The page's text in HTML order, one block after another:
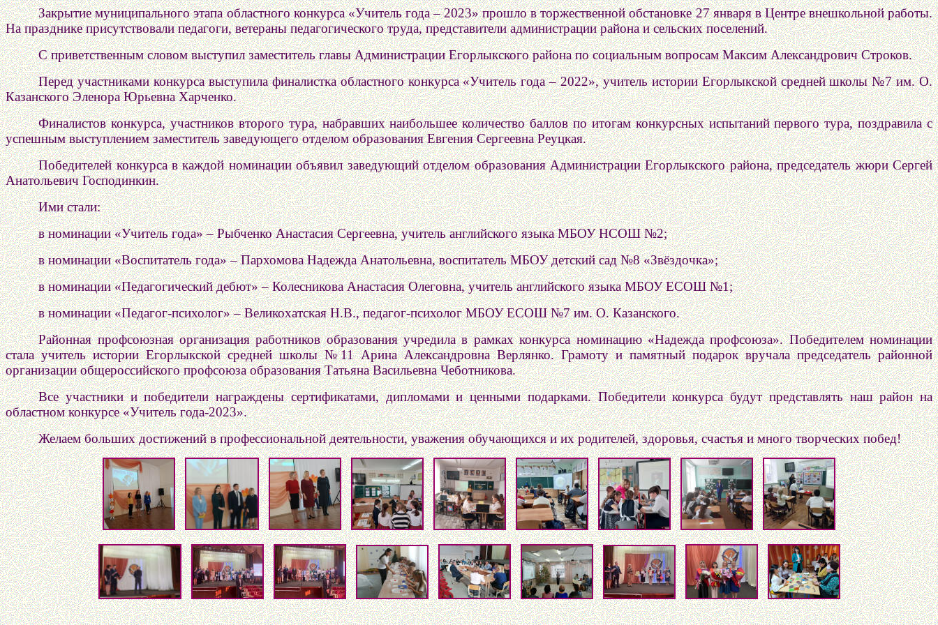
Закрытие муниципального этапа областного конкурса «Учитель года – 2023» прошло в торжественной обстановке 27 января в Центре внешкольной работы.
На празднике присутствовали педагоги, ветераны педагогического труда, представители администрации района и сельских поселений.
С приветственным словом выступил заместитель главы Администрации Егорлыкского района по социальным вопросам Максим Александрович Строков.
Перед участниками конкурса выступила финалистка областного конкурса «Учитель года – 2022», учитель истории Егорлыкской средней школы №7 им. О.
Казанского Эленора Юрьевна Харченко.
Финалистов конкурса, участников второго тура, набравших наибольшее количество баллов по итогам конкурсных испытаний первого тура, поздравила с
успешным выступлением заместитель заведующего отделом образования Евгения Сергеевна Реуцкая.
Победителей конкурса в каждой номинации объявил заведующий отделом образования Администрации Егорлыкского района, председатель жюри Сергей
Анатольевич Господинкин.
Ими стали:
в номинации «Учитель года» – Рыбченко Анастасия Сергеевна, учитель английского языка МБОУ НСОШ №2;
в номинации «Воспитатель года» – Пархомова Надежда Анатольевна, воспитатель МБОУ детский сад №8 «Звёздочка»;
в номинации «Педагогический дебют» – Колесникова Анастасия Олеговна, учитель английского языка МБОУ ЕСОШ №1;
в номинации «Педагог-психолог» – Великохатская Н.В., педагог-психолог МБОУ ЕСОШ №7 им. О. Казанского.
Районная профсоюзная организация работников образования учредила в рамках конкурса номинацию «Надежда профсоюза». Победителем номинации
стала учитель истории Егорлыкской средней школы №11 Арина Александровна Верлянко. Грамоту и памятный подарок вручала председатель районной
организации общероссийского профсоюза образования Татьяна Васильевна Чеботникова.
Все участники и победители награждены сертификатами, дипломами и ценными подарками. Победители конкурса будут представлять наш район на
областном конкурсе «Учитель года-2023».
Желаем больших достижений в профессиональной деятельности, уважения обучающихся и их родителей, здоровья, счастья и много творческих побед!